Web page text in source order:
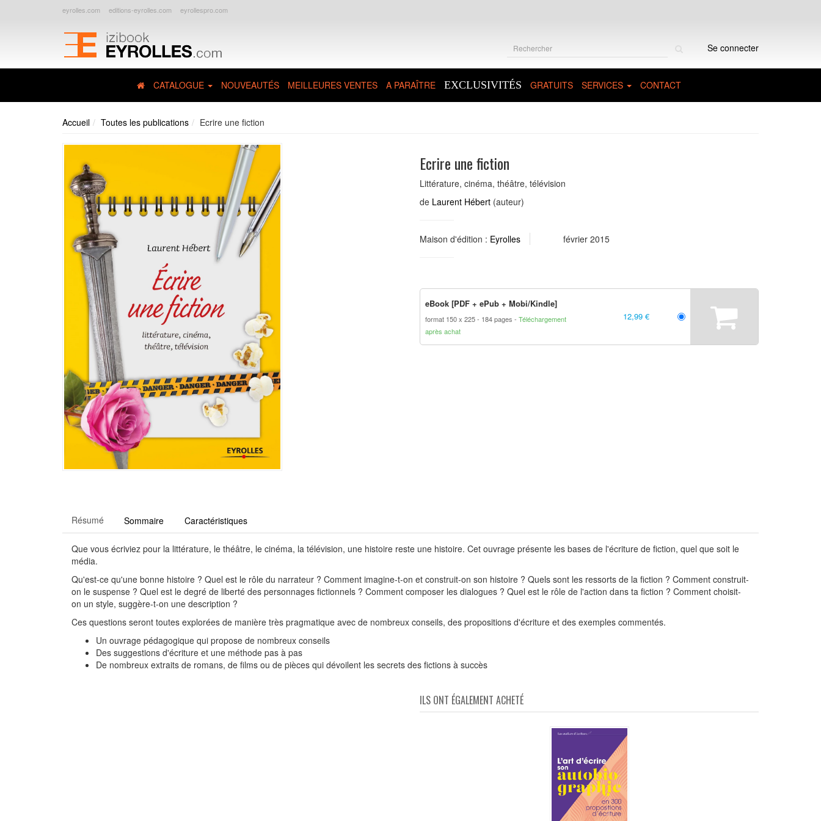
eyrolles.com editions-eyrolles.com eyrollespro.com
Se connecter
CATALOGUE NOUVEAUTÉS MEILLEURES VENTES A PARAÎTRE EXCLUSIVITÉS GRATUITS SERVICES CONTACT
Accueil Toutes les publications Ecrire une fiction
Ecrire une fiction
Littérature, cinéma, théâtre, télévision
de Laurent Hébert (auteur)
Maison d'édition : Eyrolles février 2015
eBook [PDF + ePub + Mobi/Kindle]
format 150 x 225 184 pages
Téléchargement
après achat
12,99 €
Résumé Sommaire Caractéristiques
Que vous écriviez pour la littérature, le théâtre, le cinéma, la télévision, une histoire reste une histoire. Cet ouvrage présente les bases de l'écriture de fiction, quel que soit le
média.
Qu'est-ce qu'une bonne histoire ? Quel est le rôle du narrateur ? Comment imagine-t-on et construit-on son histoire ? Quels sont les ressorts de la fiction ? Comment construit-
on le suspense ? Quel est le degré de liberté des personnages fictionnels ? Comment composer les dialogues ? Quel est le rôle de l'action dans ta fiction ? Comment choisit-
on un style, suggère-t-on une description ?
Ces questions seront toutes explorées de manière très pragmatique avec de nombreux conseils, des propositions d'écriture et des exemples commentés.
Un ouvrage pédagogique qui propose de nombreux conseils
Des suggestions d'écriture et une méthode pas à pas
De nombreux extraits de romans, de films ou de pièces qui dévoilent les secrets des fictions à succès
ILS ONT ÉGALEMENT ACHETÉ